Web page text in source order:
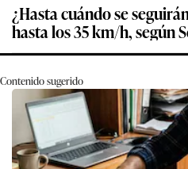
¿Hasta cuándo se
hasta los 35 km/h, según
Contenido sugerido